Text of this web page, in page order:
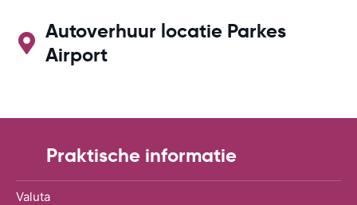
Autoverhuur locatie Parkes
Airport
Praktische informatie
Valuta